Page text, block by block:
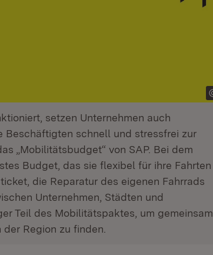
setzen Unternehmen auch
Beschäftigten schnell und stressfrei zur
„Mobilitätsbudget“ von SAP. Bei dem
Budget, das sie flexibel für ihre Fahrten
die Reparatur des eigenen Fahrrads
Unternehmen, Städten und
Teil des Mobilitätspaktes, um gemeinsam
Region zu finden.